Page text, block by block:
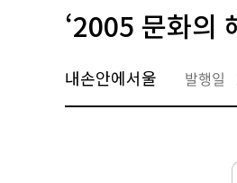
바
로
‘2005 문화의
내손안에서울 발행일